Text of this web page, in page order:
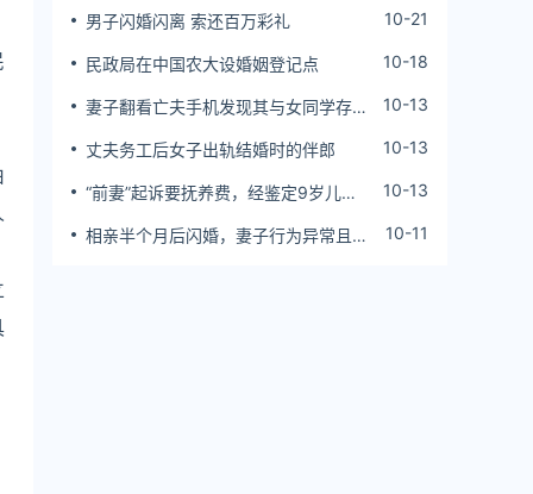
男子闪婚闪离 索还百万彩礼 10-21
民政局在中国农大设婚姻登记点 10-18
妻子翻看亡夫手机发现其与女同学存婚
10-13
丈夫务工后女子出轨结婚时的伴郎 10-13
“前妻”起诉要抚养费，经鉴定9岁儿子
10-13
相亲半个月后闪婚，妻子行为异常且持
10-11